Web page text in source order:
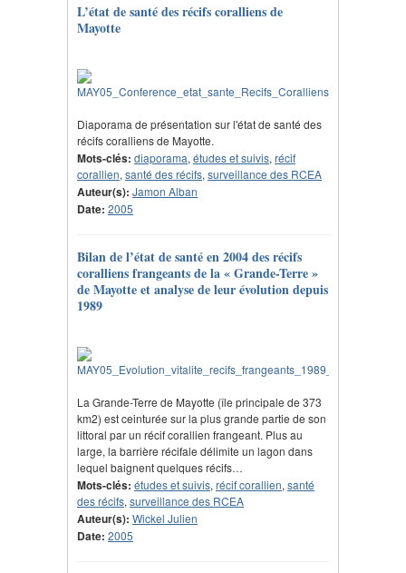
L’état de santé des récifs coralliens de
Mayotte
Diaporama de présentation sur l'état de santé des
récifs coralliens de Mayotte.
Mots-clés: diaporama, études et suivis, récif
corallien, santé des récifs, surveillance des RCEA
Auteur(s): Jamon Alban
Date: 2005
Bilan de l’état de santé en 2004 des récifs
coralliens frangeants de la « Grande-Terre »
de Mayotte et analyse de leur évolution depuis
1989
La Grande-Terre de Mayotte (île principale de 373
km2) est ceinturée sur la plus grande partie de son
littoral par un récif corallien frangeant. Plus au
large, la barrière récifale délimite un lagon dans
lequel baignent quelques récifs…
Mots-clés: études et suivis, récif corallien, santé
des récifs, surveillance des RCEA
Auteur(s): Wickel Julien
Date: 2005